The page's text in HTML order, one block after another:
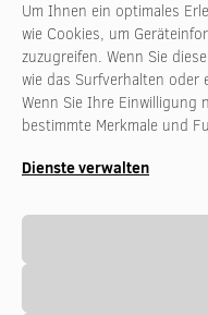
Um Ihnen ein optimales
wie Cookies, um
zuzugreifen. Wenn Sie
wie das Surfverhalten oder
Wenn Sie Ihre Einwilligung
bestimmte Merkmale und
Dienste verwalten